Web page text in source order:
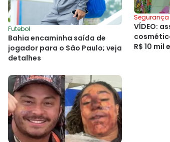
Futebol
Bahia encaminha saída de
jogador para o São Paulo; veja
detalhes
Segurança
VÍDEO:
R$ 10 mil